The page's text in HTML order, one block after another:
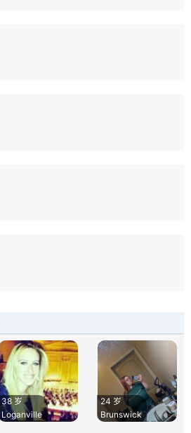
38 岁
Loganville
24 岁
Brunswick